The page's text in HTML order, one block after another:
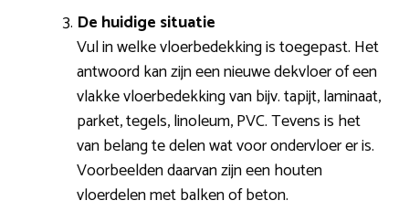
De huidige situatie
Vul in welke vloerbedekking is toegepast. Het
antwoord kan zijn een nieuwe dekvloer of een
vlakke vloerbedekking van bijv. tapijt, laminaat,
parket, tegels, linoleum, PVC. Tevens is het
van belang te delen wat voor ondervloer er is.
Voorbeelden daarvan zijn een houten
vloerdelen met balken of beton.